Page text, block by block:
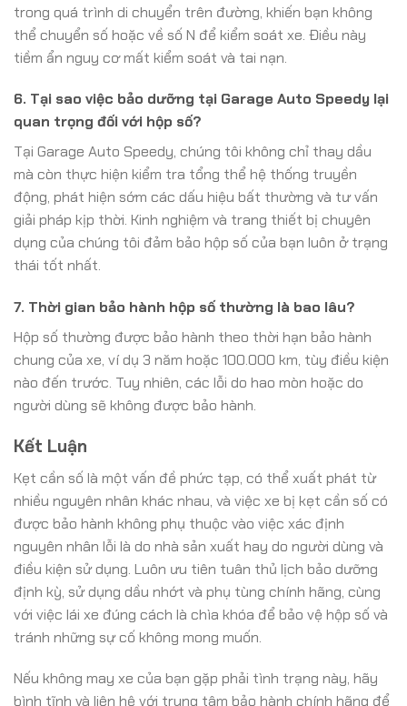
trong quá trình di chuyển trên đường, khiến bạn không
thể chuyển số hoặc về số N để kiểm soát xe. Điều này
tiềm ẩn nguy cơ mất kiểm soát và tai nạn.
6. Tại sao việc bảo dưỡng tại Garage Auto Speedy lại
quan trọng đối với hộp số?
Tại Garage Auto Speedy, chúng tôi không chỉ thay dầu
mà còn thực hiện kiểm tra tổng thể hệ thống truyền
động, phát hiện sớm các dấu hiệu bất thường và tư vấn
giải pháp kịp thời. Kinh nghiệm và trang thiết bị chuyên
dụng của chúng tôi đảm bảo hộp số của bạn luôn ở trạng
thái tốt nhất.
7. Thời gian bảo hành hộp số thường là bao lâu?
Hộp số thường được bảo hành theo thời hạn bảo hành
chung của xe, ví dụ 3 năm hoặc 100.000 km, tùy điều kiện
nào đến trước. Tuy nhiên, các lỗi do hao mòn hoặc do
người dùng sẽ không được bảo hành.
Kết Luận
Kẹt cần số là một vấn đề phức tạp, có thể xuất phát từ
nhiều nguyên nhân khác nhau, và việc xe bị kẹt cần số có
được bảo hành không phụ thuộc vào việc xác định
nguyên nhân lỗi là do nhà sản xuất hay do người dùng và
điều kiện sử dụng. Luôn ưu tiên tuân thủ lịch bảo dưỡng
định kỳ, sử dụng dầu nhớt và phụ tùng chính hãng, cùng
với việc lái xe đúng cách là chìa khóa để bảo vệ hộp số và
tránh những sự cố không mong muốn.
Nếu không may xe của bạn gặp phải tình trạng này, hãy
bình tĩnh và liên hệ với trung tâm bảo hành chính hãng để